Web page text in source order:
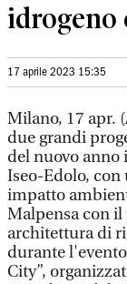
idrogeno
17 aprile 2023 15:35
Milano, 17 apr.
due grandi
del nuovo anno
Iseo-Edolo, con
impatto
Malpensa con il
architettura di
durante
City”,